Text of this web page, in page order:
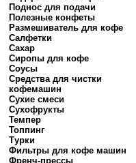
Поднос для подачи
Полезные конфеты
Размешиватель для кофе
Салфетки
Сахар
Сиропы для кофе
Соусы
Средства для чистки
кофемашин
Сухие смеси
Сухофрукты
Темпер
Топпинг
Турки
Фильтры для кофе машин
Френч-прессы